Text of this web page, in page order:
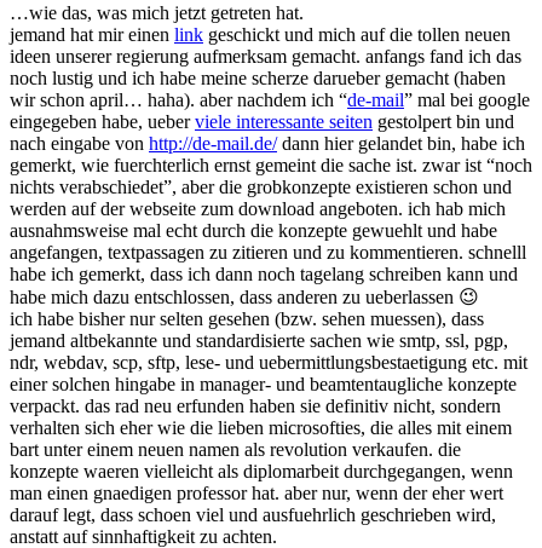
grosses
pferd
gibts
garnicht…
…wie das, was mich jetzt getreten hat.
jemand hat mir einen link geschickt und mich auf die tollen neuen
ideen unserer regierung aufmerksam gemacht. anfangs fand ich das
noch lustig und ich habe meine scherze darueber gemacht (haben
wir schon april… haha). aber nachdem ich “de-mail” mal bei google
eingegeben habe, ueberviele interessante seiten gestolpert bin und
nach eingabe von http://de-mail.de/dann hier gelandet bin, habe ich
gemerkt, wie fuerchterlich ernst gemeint die sache ist. zwar ist “noch
nichts verabschiedet”, aber die grobkonzepte existieren schon und
werden auf der webseite zum download angeboten. ich hab mich
ausnahmsweise mal echt durch die konzepte gewuehlt und habe
angefangen, textpassagen zu zitieren und zu kommentieren. schnelll
habe ich gemerkt, dass ich dann noch tagelang schreiben kann und
habe mich dazu entschlossen, dass anderen zu ueberlassen 😉
ich habe bisher nur selten gesehen (bzw. sehen muessen), dass
jemand altbekannte und standardisierte sachen wie smtp, ssl, pgp,
ndr, webdav, scp, sftp, lese- und uebermittlungsbestaetigung etc. mit
einer solchen hingabe in manager- und beamtentaugliche konzepte
verpackt. das rad neu erfunden haben sie definitiv nicht, sondern
verhalten sich eher wie die lieben microsofties, die alles mit einem
bart unter einem neuen namen als revolution verkaufen. die
konzepte waeren vielleicht als diplomarbeit durchgegangen, wenn
man einen gnaedigen professor hat. aber nur, wenn der eher wert
darauf legt, dass schoen viel und ausfuehrlich geschrieben wird,
anstatt auf sinnhaftigkeit zu achten.